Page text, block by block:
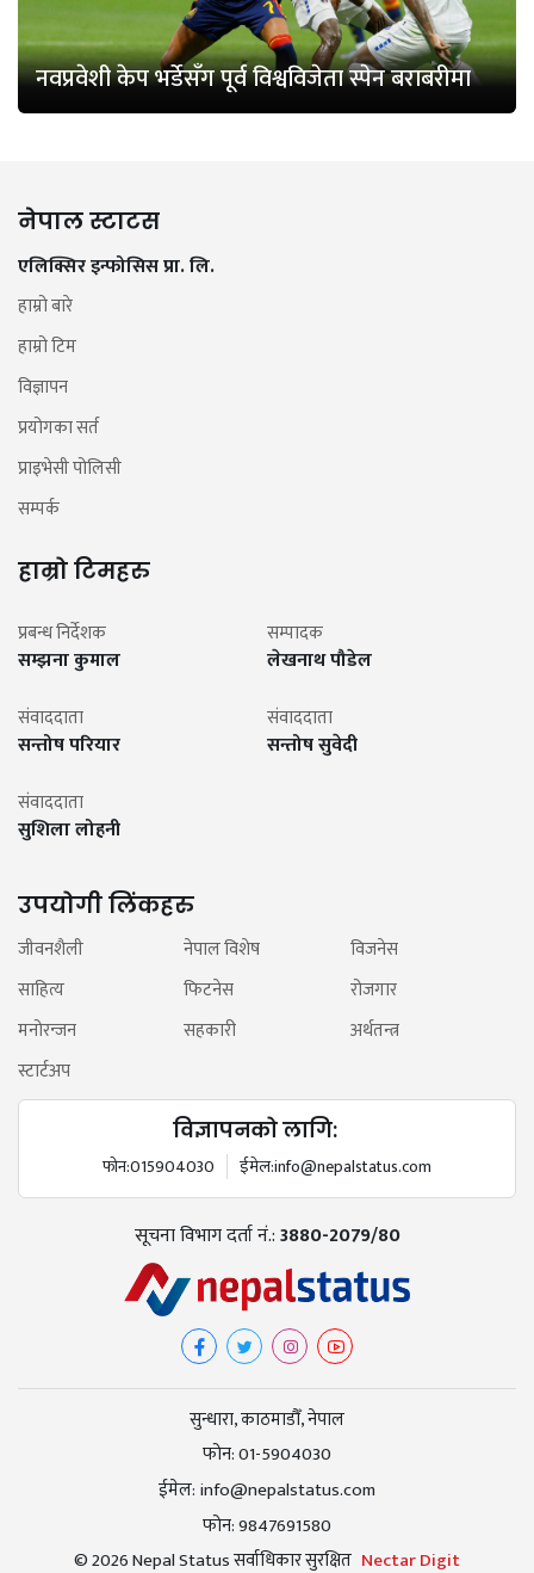
नवप्रवेशी केप भर्डेसँग पूर्व विश्वविजेता स्पेन बराबरीमा
नेपाल स्टाटस
एलिक्सिर इन्फोसिस प्रा. लि.
हाम्रो बारे
हाम्रो टिम
विज्ञापन
प्रयोगका सर्त
प्राइभेसी पोलिसी
सम्पर्क
हाम्रो टिमहरु
प्रबन्ध निर्देशक
सम्झना कुमाल
सम्पादक
लेखनाथ पौडेल
संवाददाता
सन्तोष परियार
संवाददाता
सन्तोष सुवेदी
संवाददाता
सुशिला लोहनी
उपयोगी लिंकहरु
जीवनशैली नेपाल विशेष
विजनेस
साहित्य
फिटनेस
रोजगार
मनोरन्जन
सहकारी
अर्थतन्त्र
स्टार्टअप
विज्ञापनको लागि:
फोन:015904030 ईमेल:info@nepalstatus.com
सूचना विभाग दर्ता नं.:3880-2079/80
सुन्धारा, काठमाडौँ, नेपाल
फोन:01-5904030
ईमेल: info@nepalstatus.com
फोन:9847691580
© 2026 Nepal Status सर्वाधिकार सुरक्षित Nectar Digit